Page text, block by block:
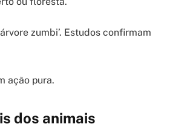
zumbi’. Estudos confirmam
ação pura.
dos animais